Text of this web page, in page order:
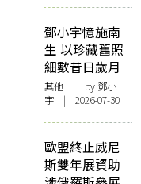
鄧小宇憶施南
生 以珍藏舊照
細數昔日歲月
其他 | by 鄧小
宇 | 2026-07-30
歐盟終止威尼
斯雙年展資助